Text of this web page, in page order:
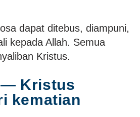
dapat ditebus, diampuni,
kepada Allah. Semua
Kristus.
— Kristus
kematian